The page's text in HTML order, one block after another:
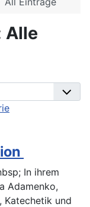
Alle
In ihrem
Adamenko,
Katechetik und